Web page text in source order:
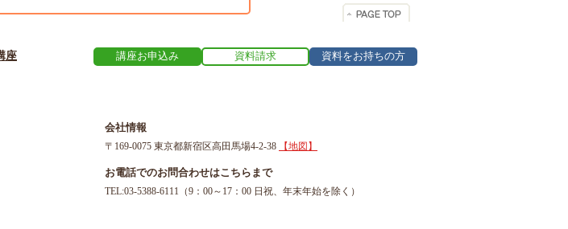
座 講座お申込み 資料請求 資料をお持ちの方
会社情報
〒169-0075 東京都新宿区高田馬場4-2-38 【地図】
お電話でのお問合わせはこちらまで
TEL:03-5388-6111（9：00～17：00 日祝、年末年始を除く）